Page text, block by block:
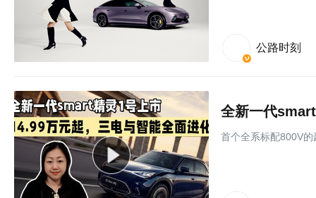
公路时刻
⾸个全系标配800V的